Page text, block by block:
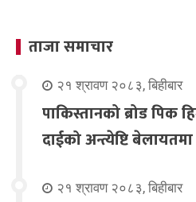
ताजा समाचार
२१ श्रावण २०८३, बिहीबार
पाकिस्तानको ब्रोड पिक
दाईको अन्त्येष्टि
२१ श्रावण २०८३, बिहीबार